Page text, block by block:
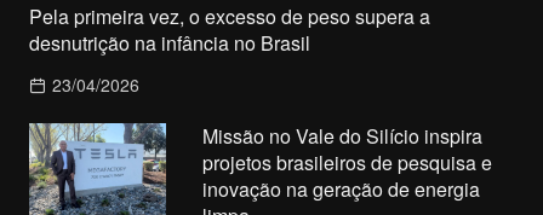
Pela primeira vez, o excesso de peso supera a
desnutrição na infância no Brasil
23/04/2026
Missão no Vale do Silício inspira
projetos brasileiros de pesquisa e
inovação na geração de energia